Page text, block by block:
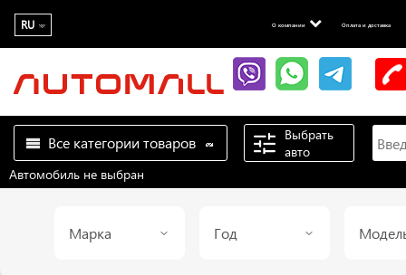
RU О компании Оплата и доставка
Все категории товаров
Выбрать
авто
Автомобиль не выбран
Марка Год